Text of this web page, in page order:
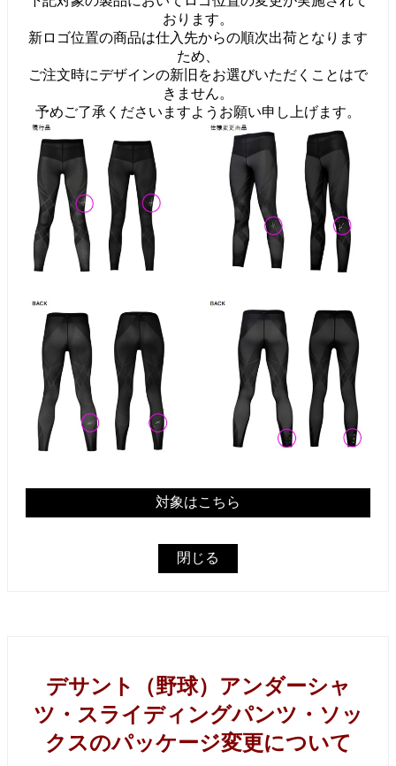
おります。
新ロゴ位置の商品は仕入先からの順次出荷となります
ため、
ご注文時にデザインの新旧をお選びいただくことはで
きません。
予めご了承くださいますようお願い申し上げます。
対象はこちら
閉じる
デサント（野球）アンダーシャ
ツ・スライディングパンツ・ソッ
クスのパッケージ変更について